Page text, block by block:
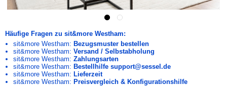
Häufige Fragen zu sit&more Westham:
sit&more Westham: Bezugsmuster bestellen
sit&more Westham: Versand / Selbstabholung
sit&more Westham: Zahlungsarten
sit&more Westham: Bestellhilfe support@sessel.de
sit&more Westham: Lieferzeit
sit&more Westham: Preisvergleich & Konfigurationshilfe